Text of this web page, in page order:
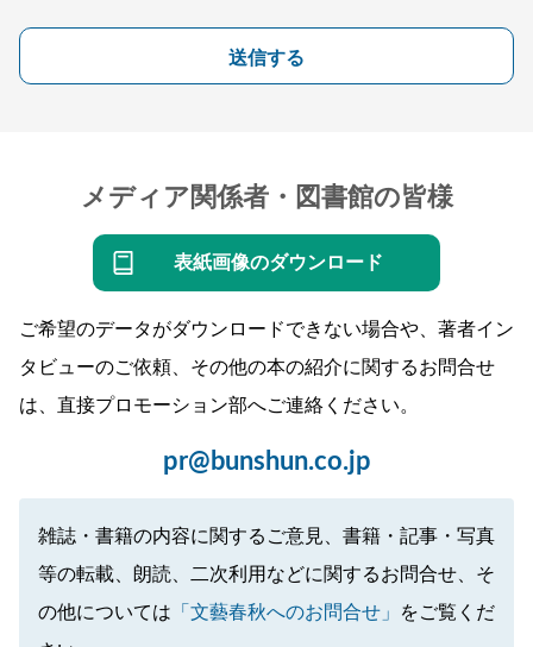
送信する
メディア関係者・図書館の皆様
表紙画像のダウンロード
ご希望のデータがダウンロードできない場合や、著者イン
タビューのご依頼、その他の本の紹介に関するお問合せ
は、直接プロモーション部へご連絡ください。
pr@bunshun.co.jp
雑誌・書籍の内容に関するご意見、書籍・記事・写真
等の転載、朗読、二次利用などに関するお問合せ、そ
の他については 「文藝春秋へのお問合せ」
をご覧くだ